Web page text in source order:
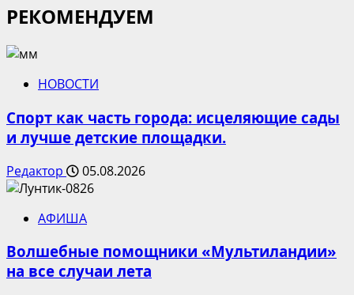
РЕКОМЕНДУЕМ
НОВОСТИ
Спорт как часть города: исцеляющие сады
и лучше детские площадки.
Редактор 05.08.2026
АФИША
Волшебные помощники «Мультиландии»
на все случаи лета